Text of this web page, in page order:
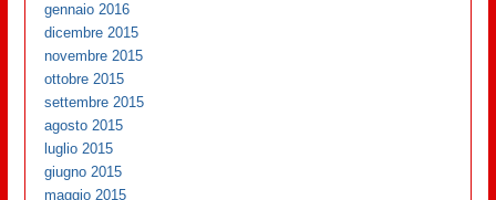
gennaio 2016
dicembre 2015
novembre 2015
ottobre 2015
settembre 2015
agosto 2015
luglio 2015
giugno 2015
maggio 2015